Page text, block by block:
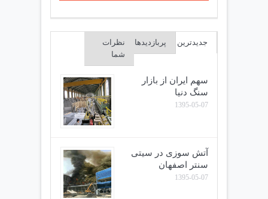
جدیدترین پربازدیدها
نظرات
شما
سهم ایران از بازار
سنگ دنیا
1395-05-07
آتش سوزی در سیتی
سنتر اصفهان
1395-05-07